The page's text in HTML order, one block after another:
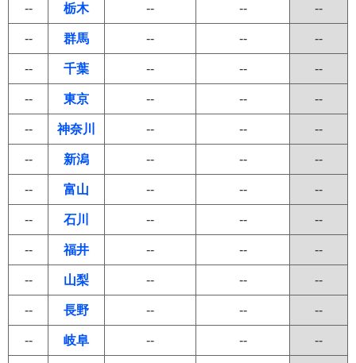
-- 栃木 -- -- --
-- 群馬 -- -- --
-- 千葉 -- -- --
-- 東京 -- -- --
-- 神奈川 -- -- --
-- 新潟 -- -- --
-- 富山 -- -- --
-- 石川 -- -- --
-- 福井 -- -- --
-- 山梨 -- -- --
-- 長野 -- -- --
-- 岐阜 -- -- --